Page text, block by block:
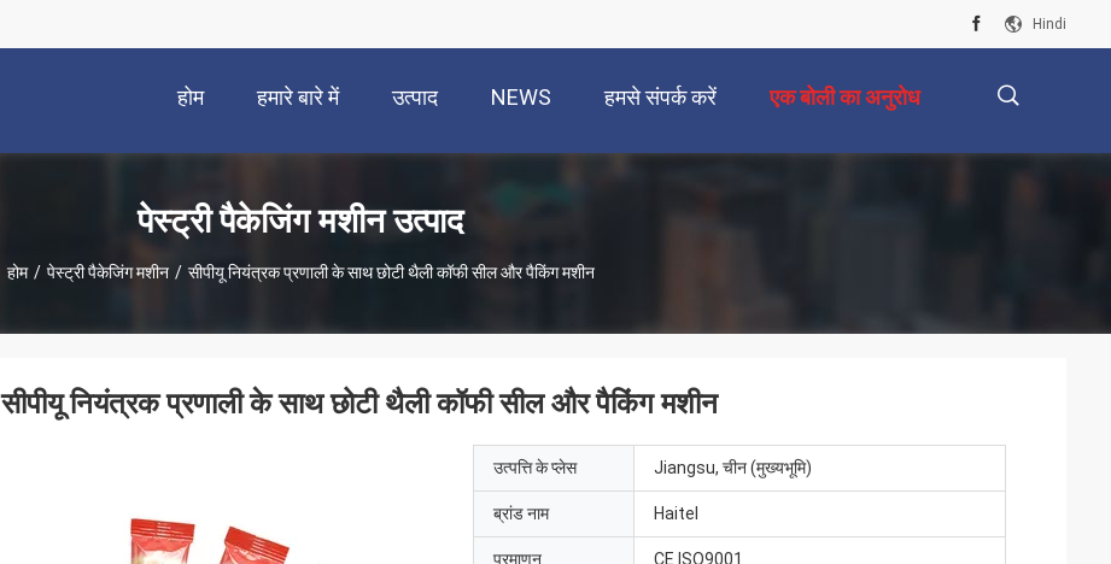
Hindi
होम हमारे बारे में उत्पाद NEWS हमसे संपर्क करें एक बोली का अनुरोध
पेस्ट्री पैकेजिंग मशीन उत्पाद
होम / पेस्ट्री पैकेजिंग मशीन / सीपीयू नियंत्रक प्रणाली के साथ छोटी थैली कॉफी सील और पैकिंग मशीन
सीपीयू नियंत्रक प्रणाली के साथ छोटी थैली कॉफी सील और पैकिंग मशीन
उत्पत्ति के प्लेस Jiangsu, चीन (मुख्यभूमि)
ब्रांड नाम Haitel
प्रमाणन CE ISO9001